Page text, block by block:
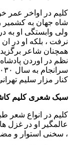
کلیم در اواخر عمر
شاه جهان به کشمیر
ولی وابستگی او به
نرفت ، بلکه او در
همچنان شاعر
نظم در اوردن
کنار مزار سلیم
سبک شعری کلیم
کلیم در انواع شعر
عالمگیر او در غزل
، سخنی استوار و